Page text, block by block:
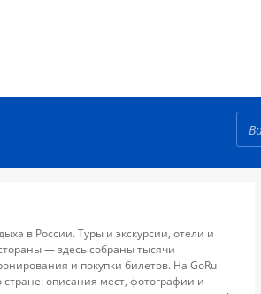
в России. Туры и экскурсии, отели и
— здесь собраны тысячи
и покупки билетов. На GoRu
описания мест, фотографии и